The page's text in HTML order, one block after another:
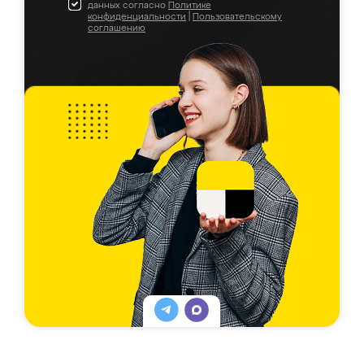
данных согласно Политике
конфиденциальности
Пользовательскому
соглашению